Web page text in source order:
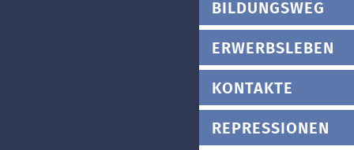
BILDUNGSWEG
ERWERBSLEBEN
KONTAKTE
REPRESSIONEN